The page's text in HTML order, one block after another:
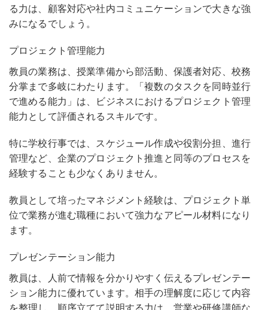
る力は、顧客対応や社内コミュニケーションで大きな強
みになるでしょう。
プロジェクト管理能力
教員の業務は、授業準備から部活動、保護者対応、校務
分掌まで多岐にわたります。「複数のタスクを同時並行
で進める能力」は、ビジネスにおけるプロジェクト管理
能力として評価されるスキルです。
特に学校行事では、スケジュール作成や役割分担、進行
管理など、企業のプロジェクト推進と同等のプロセスを
経験することも少なくありません。
教員として培ったマネジメント経験は、プロジェクト単
位で業務が進む職種において強力なアピール材料になり
ます。
プレゼンテーション能力
教員は、人前で情報を分かりやすく伝えるプレゼンテー
ション能力に優れています。相手の理解度に応じて内容
を整理し、順序立てて説明する力は、営業や研修講師な